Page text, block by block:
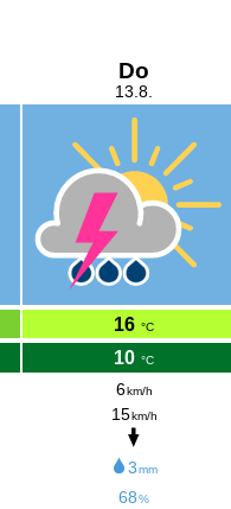
Do
13.8.
16 °C
10 °C
6km/h
15km/h
3mm
68 %